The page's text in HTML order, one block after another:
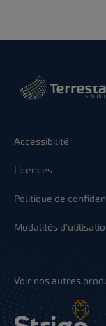
Accessibilité
Licences
Politique de
Modalités
Voir nos autres